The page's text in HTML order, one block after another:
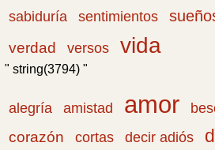
sabiduría sentimientos
verdad
versos vida
" string(3794) "
alegría amistad amor
corazón
cortas decir adiós